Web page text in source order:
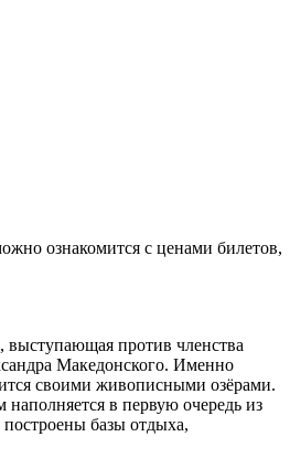
ознакомится с ценами билетов,
против членства
Македонского. Именно
своими живописными озёрами.
в первую очередь из
базы отдыха,